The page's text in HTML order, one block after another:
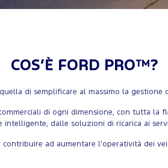
COS’È FORD PRO™?
di semplificare al massimo la gestione
di ogni dimensione, con tutta
intelligente, dalle soluzioni di ricarica ai
ad aumentare l'operatività dei